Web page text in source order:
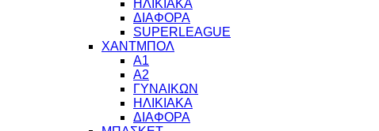
ΗΛΙΚΙΑΚΑ
ΔΙΑΦΟΡΑ
SUPERLEAGUE
ΧΑΝΤΜΠΟΛ
Α1
Α2
ΓΥΝΑΙΚΩΝ
ΗΛΙΚΙΑΚΑ
ΔΙΑΦΟΡΑ